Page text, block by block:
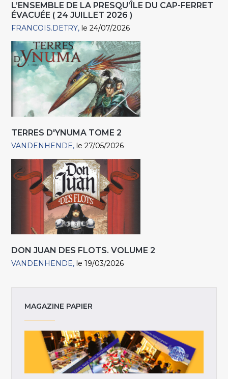
L’ENSEMBLE DE LA PRESQU’ÎLE DU CAP-FERRET
ÉVACUÉE ( 24 JUILLET 2026 )
FRANCOIS.DETRY le 24/07/2026
TERRES D'YNUMA TOME 2
VANDENHENDE le 27/05/2026
DON JUAN DES FLOTS. VOLUME 2
VANDENHENDE le 19/03/2026
MAGAZINE PAPIER